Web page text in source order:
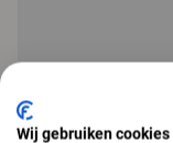
Wij gebruiken cookies